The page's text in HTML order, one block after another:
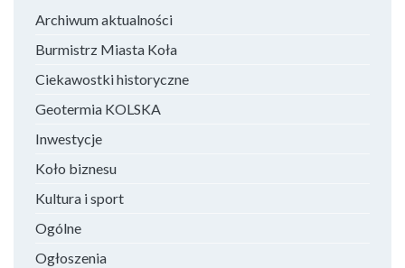
Archiwum aktualności
Burmistrz Miasta Koła
Ciekawostki historyczne
Geotermia KOLSKA
Inwestycje
Koło biznesu
Kultura i sport
Ogólne
Ogłoszenia